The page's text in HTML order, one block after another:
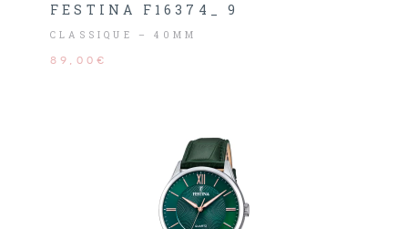
FESTINA F16374_ 9
CLASSIQUE – 40MM
89,00€